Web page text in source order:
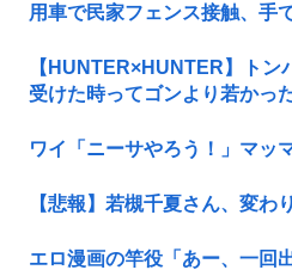
用車で民家フェンス接触、手
【HUNTER×HUNTER】トン
受けた時ってゴンより若かっ
ワイ「ニーサやろう！」マッ
【悲報】若槻千夏さん、変わ
エロ漫画の竿役「あー、一回